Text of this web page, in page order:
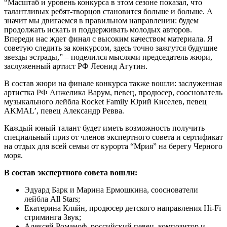
“Масштаб и уровень конкурса в этом сезоне показал, что
талантливых ребят-творцов становится больше и больше. А
значит мы двигаемся в правильном направлении: будем
продолжать искать и поддерживать молодых авторов.
Впереди нас ждет финал с высоким качеством материала. Я
советую следить за конкурсом, здесь точно зажгутся будущие
звезды эстрады,” – поделился мыслями председатель жюри,
заслуженный артист РФ Леонид Агутин.
В состав жюри на финале конкурса также вошли: заслуженная
артистка РФ Анжелика Варум, певец, продюсер, сооснователь
музыкального лейбла Rocket Family Юрий Киселев, певец
AKMAL’, певец Александр Ревва.
Каждый юный талант будет иметь возможность получить
специальный приз от членов экспертного совета и сертификат
на отдых для всей семьи от курорта “Мрия” на берегу Черного
моря.
В состав экспертного совета вошли:
Эдуард Барк и Марина Ермошкина, сооснователи
лейбла All Stars;
Екатерина Кляйн, продюсер детского направления Hi-Fi
стриминга Звук;